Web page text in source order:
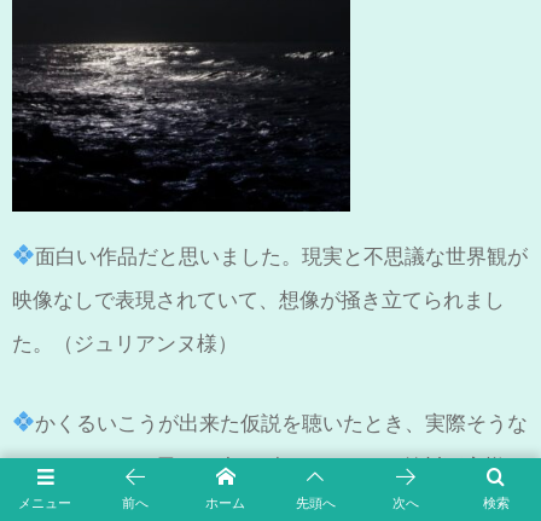
面白い作品だと思いました。現実と不思議な世界観が
映像なしで表現されていて、想像が掻き立てられまし
た。（ジュリアンヌ様）
かくるいこうが出来た仮説を聴いたとき、実際そうな
んじゃないかと思い、少しゾッとした。（前川正宏様）
メニュー 検索
前へ ホーム 先頭へ 次へ